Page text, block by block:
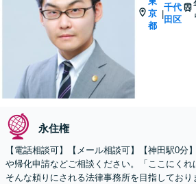
京
都
|
千代
田区
永住権
【電話相談可】【メール相談可】【神田駅0分
や帰化申請などご相談ください。「ここにくれ
そんな頼りにされる法律事務所を目指しており